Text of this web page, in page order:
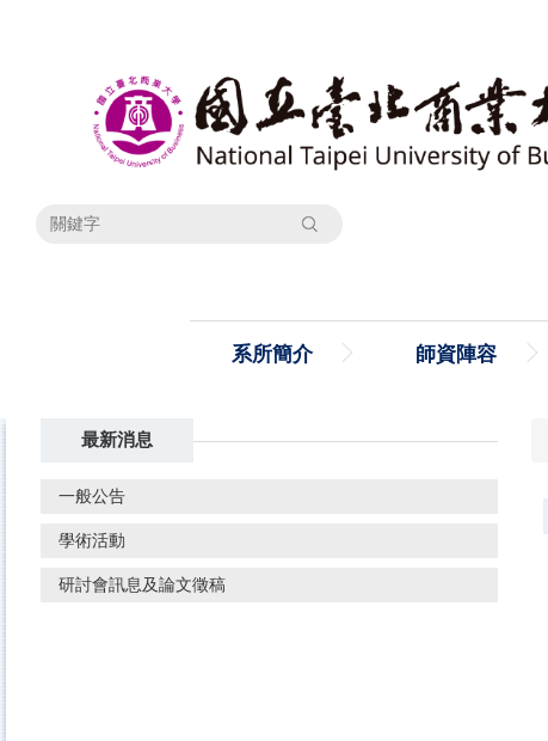
搜尋
系所簡介 師資陣容
最新消息
一般公告
學術活動
研討會訊息及論文徵稿